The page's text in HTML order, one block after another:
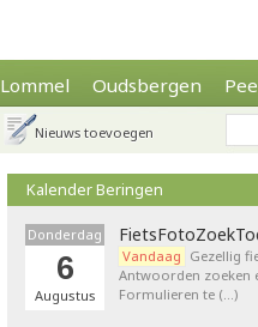
Lommel Oudsbergen
Nieuws toevoegen
Kalender Beringen
Donderdag
6
Augustus
Vandaag Gezellig
Antwoorden zoeken
Formulieren te (…)